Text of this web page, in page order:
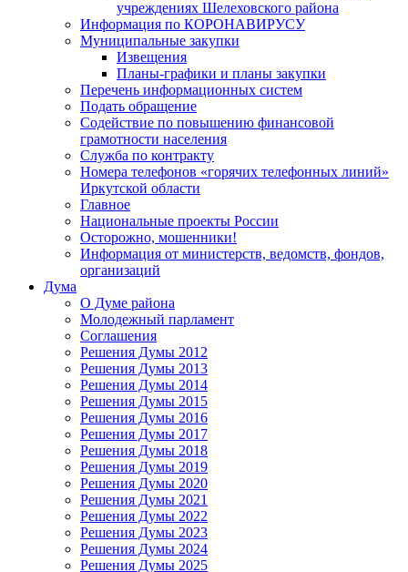
учреждениях Шелеховского района
Информация по КОРОНАВИРУСУ
Муниципальные закупки
Извещения
Планы-графики и планы закупки
Перечень информационных систем
Подать обращение
Содействие по повышению финансовой
грамотности населения
Служба по контракту
Номера телефонов «горячих телефонных линий»
Иркутской области
Главное
Национальные проекты России
Осторожно, мошенники!
Информация от министерств, ведомств, фондов,
организаций
Дума
О Думе района
Молодежный парламент
Соглашения
Решения Думы 2012
Решения Думы 2013
Решения Думы 2014
Решения Думы 2015
Решения Думы 2016
Решения Думы 2017
Решения Думы 2018
Решения Думы 2019
Решения Думы 2020
Решения Думы 2021
Решения Думы 2022
Решения Думы 2023
Решения Думы 2024
Решения Думы 2025